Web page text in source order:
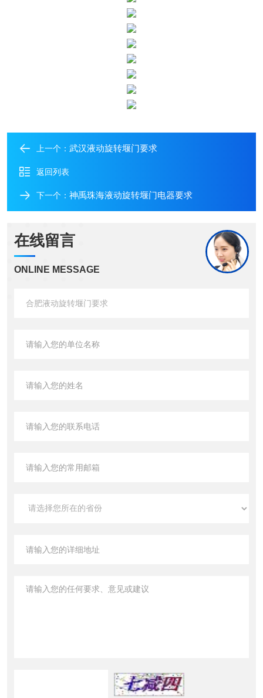
上一个： 武汉液动旋转堰门要求
返回列表
下一个： 神禹珠海液动旋转堰门电器要求
在线留言
ONLINE MESSAGE